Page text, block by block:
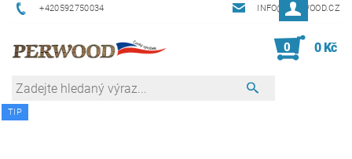
+420592750034 INFO@PERWOOD.CZ
0 0 Kč
TIP